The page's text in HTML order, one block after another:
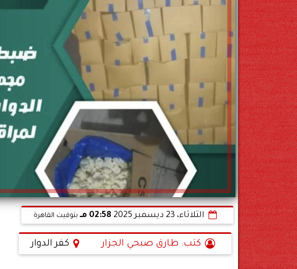
الثلاثاء، 23 ديسمبر 2025 02:58 مـ بتوقيت القاهرة
كتب. طارق صبحي الجزار كفر الدوار